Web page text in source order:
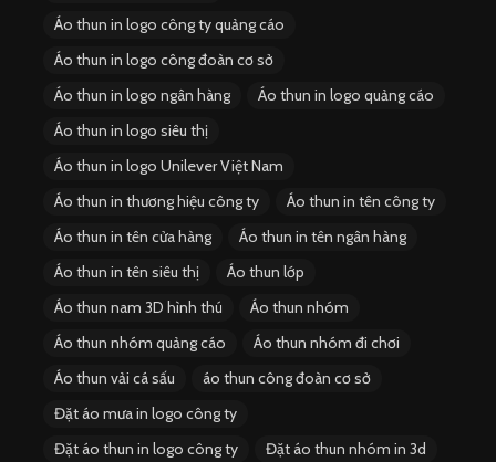
Áo thun in logo công ty quảng cáo
Áo thun in logo công đoàn cơ sở
Áo thun in logo ngân hàng
Áo thun in logo quảng cáo
Áo thun in logo siêu thị
Áo thun in logo Unilever Việt Nam
Áo thun in thương hiệu công ty
Áo thun in tên công ty
Áo thun in tên cửa hàng
Áo thun in tên ngân hàng
Áo thun in tên siêu thị
Áo thun lớp
Áo thun nam 3D hình thú
Áo thun nhóm
Áo thun nhóm quảng cáo
Áo thun nhóm đi chơi
Áo thun vải cá sấu
áo thun công đoàn cơ sở
Đặt áo mưa in logo công ty
Đặt áo thun in logo công ty
Đặt áo thun nhóm in 3d